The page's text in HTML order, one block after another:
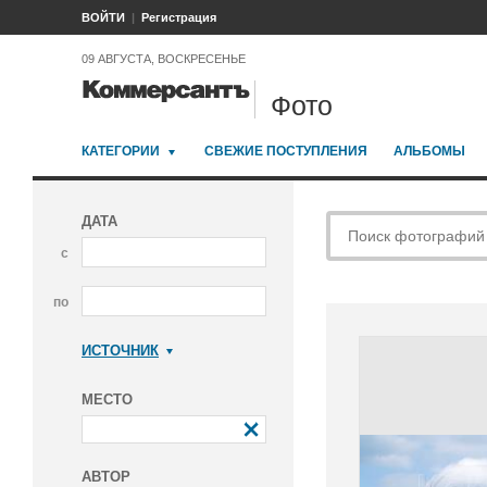
ВОЙТИ Регистрация
09 АВГУСТА, ВОСКРЕСЕНЬЕ
Фото
КАТЕГОРИИ СВЕЖИЕ ПОСТУПЛЕНИЯ АЛЬБОМЫ
ДАТА
с
по
ИСТОЧНИК
МЕСТО
АВТОР